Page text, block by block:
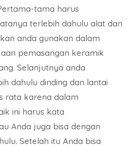
tama harus
terlebih dahulu alat dan
anda gunakan dalam
pemasangan keramik
Selanjutnya anda
dahulu dinding dan lantai
rata karena dalam
ini harus kata
Anda juga bisa dengan
Setelah itu Anda bisa